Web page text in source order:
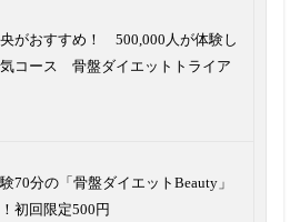
がおすすめ！ 500,000人が体験し
コース 骨盤ダイエットトライア
70分の「骨盤ダイエットBeauty」
初回限定500円